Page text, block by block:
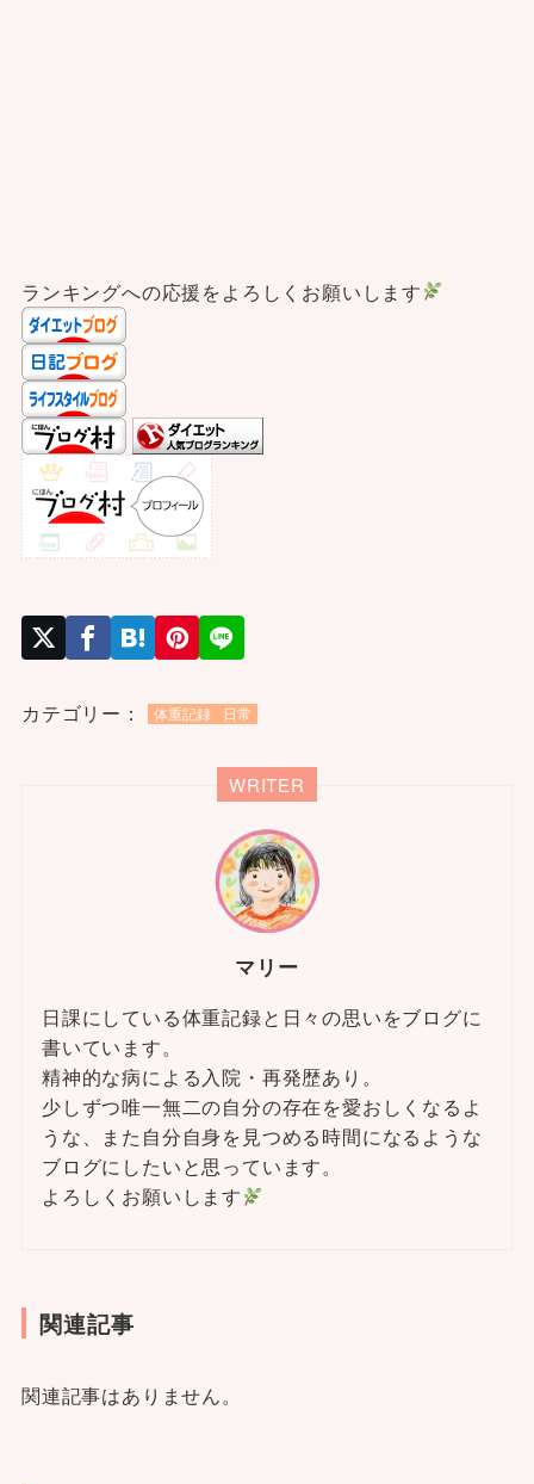
ランキングへの応援をよろしくお願いします
カテゴリー： 体重記録 日常
WRITER
マリー
日課にしている体重記録と日々の思いをブログに
書いています。
精神的な病による入院・再発歴あり。
少しずつ唯一無二の自分の存在を愛おしくなるよ
うな、また自分自身を見つめる時間になるような
ブログにしたいと思っています。
よろしくお願いします
関連記事
関連記事はありません。